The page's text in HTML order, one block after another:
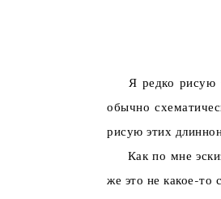
Я редко рисую
обычно
рисую этих
Как по мне
же это не какое-то